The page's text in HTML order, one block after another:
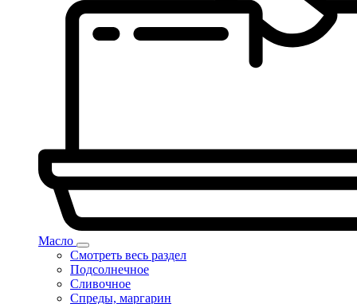
Масло
Смотреть весь раздел
Подсолнечное
Сливочное
Спреды, маргарин